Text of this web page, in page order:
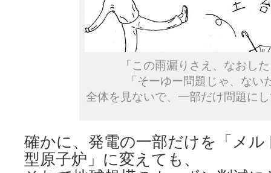
「この雨漏りさえ、なおし
「そーゆー問題じゃ、ない
全体を見ないで、一部だけ問題に
確かに、発電の一部だけを「メ
型原子炉」に変えても、